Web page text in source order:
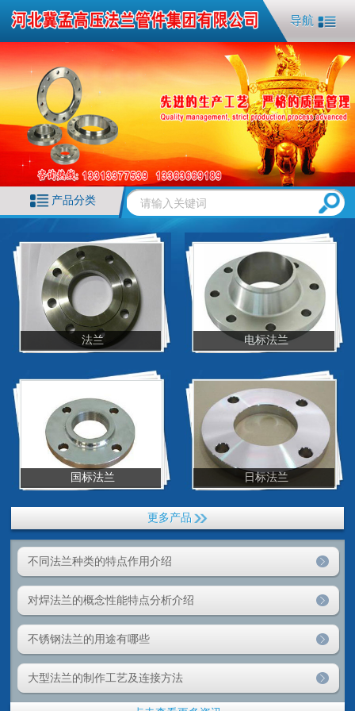
导航
产品分类
法兰 电标法兰
国标法兰 日标法兰
更多产品
不同法兰种类的特点作用介绍
对焊法兰的概念性能特点分析介绍
不锈钢法兰的用途有哪些
大型法兰的制作工艺及连接方法